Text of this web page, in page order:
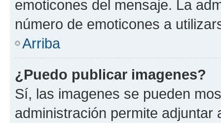
emoticones del mensaje. La
número de emoticones a
Arriba
¿Puedo publicar imagenes?
Sí, las imagenes se pueden
administración permite